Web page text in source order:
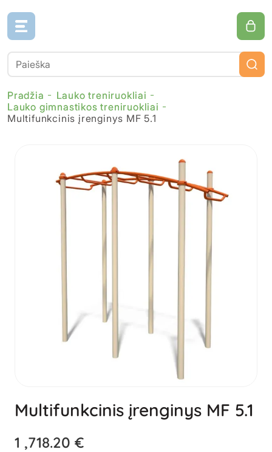
Pradžia
Lauko treniruokliai
Lauko gimnastikos treniruokliai
Multifunkcinis įrenginys MF 5.1
Multifunkcinis įrenginys MF 5.1
1 ,718.20 €